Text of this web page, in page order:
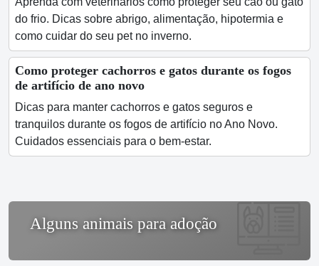
do frio. Dicas sobre abrigo, alimentação, hipotermia e
como cuidar do seu pet no inverno.
Como proteger cachorros e gatos durante os fogos
de artifício de ano novo
Dicas para manter cachorros e gatos seguros e
tranquilos durante os fogos de artifício no Ano Novo.
Cuidados essenciais para o bem-estar.
Alguns animais para adoção